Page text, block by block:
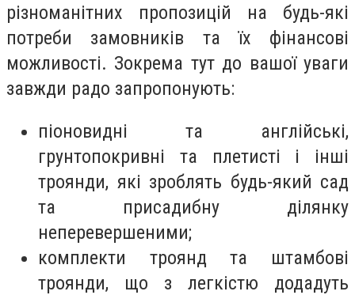
різноманітних пропозицій на будь-які
потреби замовників та їх фінансові
можливості. Зокрема тут до вашої уваги
завжди радо запропонують:
піоновидні та англійські,
грунтопокривні та плетисті і інші
троянди, які зроблять будь-який сад
та присадибну ділянку
неперевершеними;
комплекти троянд та штамбові
троянди, що з легкістю додадуть